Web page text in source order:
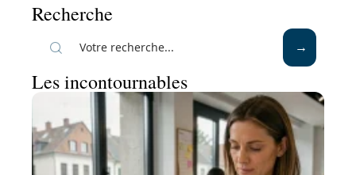
Recherche
Les incontournables